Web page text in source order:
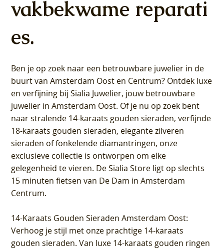
vakbekwame reparati
es.
Ben je op zoek naar een betrouwbare juwelier in de
buurt van Amsterdam Oost en Centrum? Ontdek luxe
en verfijning bij Sialia Juwelier, jouw betrouwbare
juwelier in Amsterdam Oost. Of je nu op zoek bent
naar stralende 14-karaats gouden sieraden, verfijnde
18-karaats gouden sieraden, elegante zilveren
sieraden of fonkelende diamantringen, onze
exclusieve collectie is ontworpen om elke
gelegenheid te vieren. De Sialia Store ligt op slechts
15 minuten fietsen van De Dam in Amsterdam
Centrum.
14-Karaats Gouden Sieraden Amsterdam Oost:
Verhoog je stijl met onze prachtige 14-karaats
gouden sieraden. Van luxe 14-karaats gouden ringen